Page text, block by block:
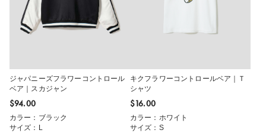
ジャパニーズフラワーコントロール
ベア｜スカジャン
$‌94.00
カラー：ブラック
サイズ：L
キクフラワーコントロールベア｜Ｔ
シャツ
$‌16.00
カラー：ホワイト
サイズ：S